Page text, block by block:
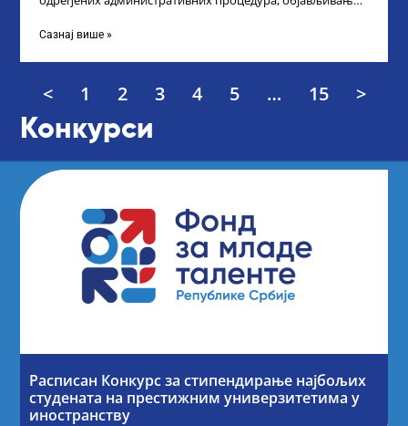
награда ученицима
Сазнај више »
< 1 2 3 4 5 … 15 >
Конкурси
Расписан Конкурс за стипендирање најбољих
студената на престижним универзитетима у
иностранству